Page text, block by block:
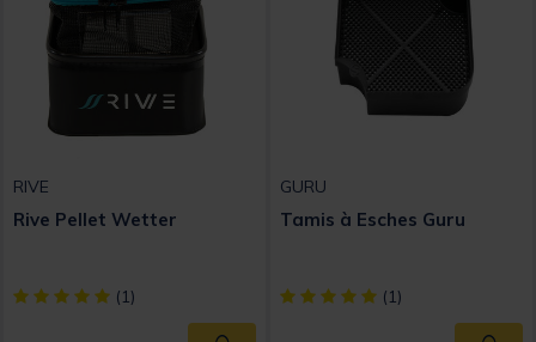
RIVE
Rive Pellet Wetter
[object Object] out of 5 Customer Rating
(1)
GURU
Tamis à Esches Guru
[object Object] out of 5
(1)